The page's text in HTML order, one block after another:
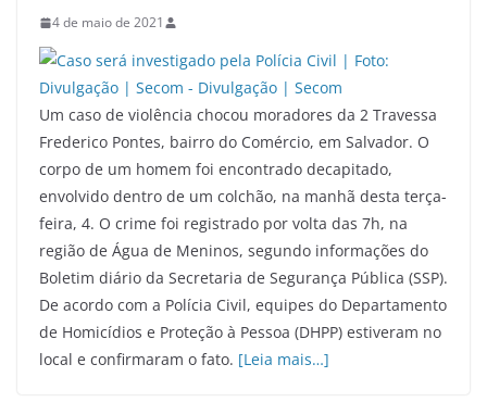
4 de maio de 2021
Um caso de violência chocou moradores da 2 Travessa
Frederico Pontes, bairro do Comércio, em Salvador. O
corpo de um homem foi encontrado decapitado,
envolvido dentro de um colchão, na manhã desta terça-
feira, 4. O crime foi registrado por volta das 7h, na
região de Água de Meninos, segundo informações do
Boletim diário da Secretaria de Segurança Pública (SSP).
De acordo com a Polícia Civil, equipes do Departamento
de Homicídios e Proteção à Pessoa (DHPP) estiveram no
local e confirmaram o fato. [Leia mais…]